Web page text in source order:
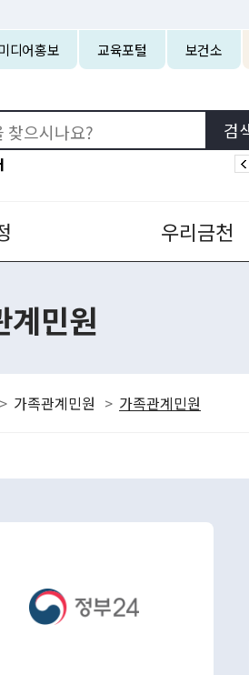
디어홍보 교육포털 보건소
우리금천
계민원
가족관계민원 가족관계민원